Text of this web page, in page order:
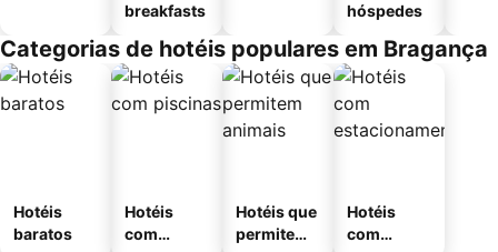
breakfasts
hóspedes
Categorias de hotéis populares em Bragança
Hotéis
baratos
Hotéis
com
Hotéis que
permitem
Hotéis
com